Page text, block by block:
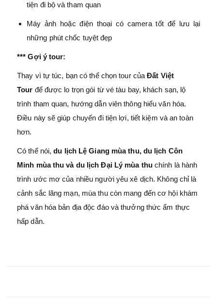
tiện đi bộ và tham quan
Máy ảnh hoặc điện thoại có camera tốt để lưu lại
những phút chốc tuyệt đẹp
*** Gợi ý tour:
Thay vì tự túc, bạn có thể chọn tour của Đất Việt
Tour để được lo trọn gói từ vé tàu bay, khách sạn, lộ
trình tham quan, hướng dẫn viên thông hiểu văn hóa.
Điều này sẽ giúp chuyến đi tiện lợi, tiết kiệm và an toàn
hơn.
Có thể nói, du lịch Lệ Giang mùa thu, du lịch Côn
Minh mùa thu và du lịch Đại Lý mùa thu chính là hành
trình ước mơ của nhiều người yêu xê dịch. Không chỉ là
cảnh sắc lãng mạn, mùa thu còn mang đến cơ hội khám
phá văn hóa bản địa độc đáo và thưởng thức ẩm thực
hấp dẫn.